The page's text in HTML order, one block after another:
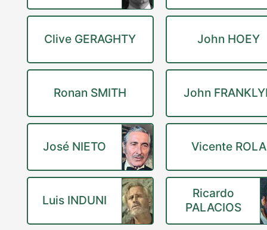
Clive GERAGHTY John HOEY
Ronan SMITH John
José NIETO Vicente ROLA
Luis INDUNI
Ricardo
PALACIOS